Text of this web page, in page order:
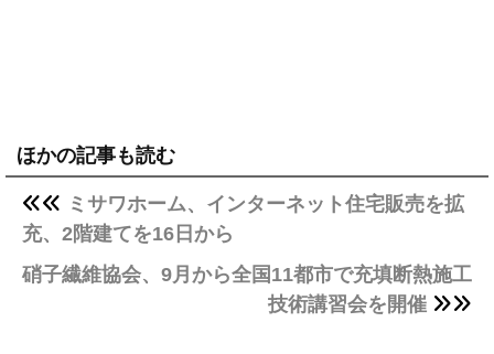
ほかの記事も読む
ミサワホーム、インターネット住宅販売を拡
充、2階建てを16日から
硝子繊維協会、9月から全国11都市で充填断熱施工
技術講習会を開催